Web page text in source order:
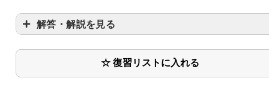
解答・解説を見る
☆ 復習リストに入れる